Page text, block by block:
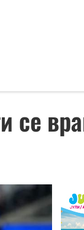
се